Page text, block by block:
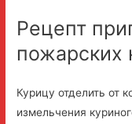
Рецепт
пожарских
Курицу отделить от
измельчения